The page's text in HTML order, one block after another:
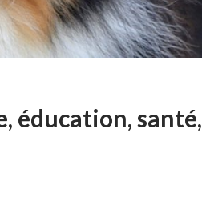
éducation, santé,